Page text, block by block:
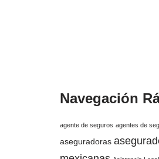
Navegación
agente de seguros agentes de
aseguradoras